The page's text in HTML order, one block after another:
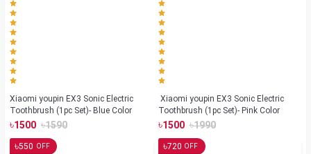
Xiaomi youpin EX3 Sonic Electric
Toothbrush (1pc Set)- Blue Color
৳1500 ৳1590
Toothbrush (1pc Set)- Pink Color
৳1500 ৳1990
৳550 OFF ৳720 OFF